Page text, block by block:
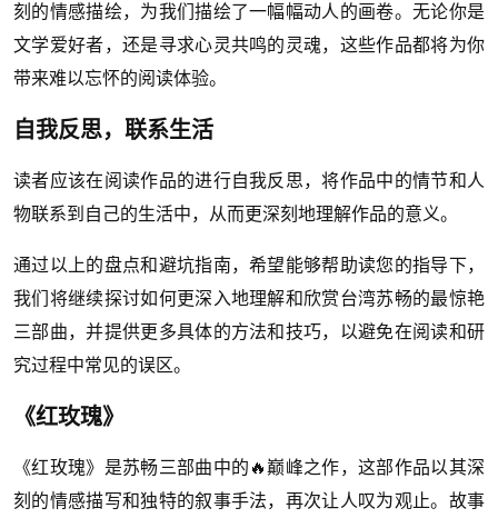
刻的情感描绘，为我们描绘了一幅幅动人的画卷。无论你是
文学爱好者，还是寻求心灵共鸣的灵魂，这些作品都将为你
带来难以忘怀的阅读体验。
自我反思，联系生活
读者应该在阅读作品的进行自我反思，将作品中的情节和人
物联系到自己的生活中，从而更深刻地理解作品的意义。
通过以上的盘点和避坑指南，希望能够帮助读您的指导下，
我们将继续探讨如何更深入地理解和欣赏台湾苏畅的最惊艳
三部曲，并提供更多具体的方法和技巧，以避免在阅读和研
究过程中常见的误区。
《红玫瑰》
《红玫瑰》是苏畅三部曲中的🔥巅峰之作，这部作品以其深
刻的情感描写和独特的叙事手法，再次让人叹为观止。故事